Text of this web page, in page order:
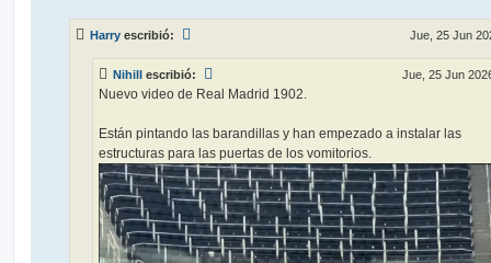
Harry escribió: Jue, 25 Jun
Nihill escribió: Jue, 25 Jun
Nuevo video de Real Madrid 1902.
Están pintando las barandillas y han empezado a instalar las
estructuras para las puertas de los vomitorios.